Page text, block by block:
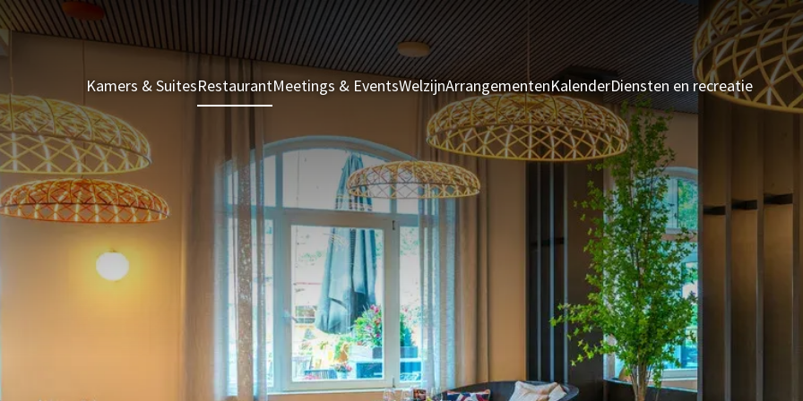
Kamers & SuitesRestaurantMeetings & EventsWelzijnArrangementenKalenderDiensten en recreatie